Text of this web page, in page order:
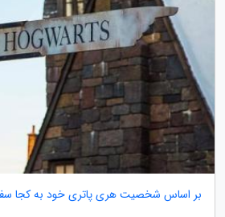
بر اساس شخصیت هری پاتری خود به کجا